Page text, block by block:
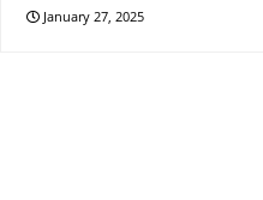
January 27, 2025